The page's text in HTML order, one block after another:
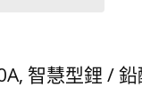
智慧型鋰 /